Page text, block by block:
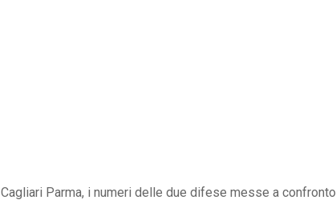
Cagliari Parma, i numeri delle due difese messe a confronto